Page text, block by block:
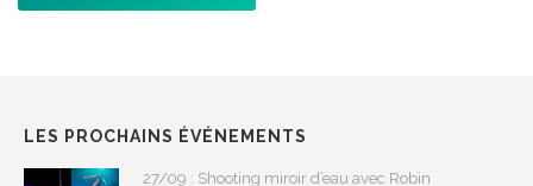
LES PROCHAINS ÉVÉNEMENTS
27/09 : Shooting miroir d’eau avec Robin